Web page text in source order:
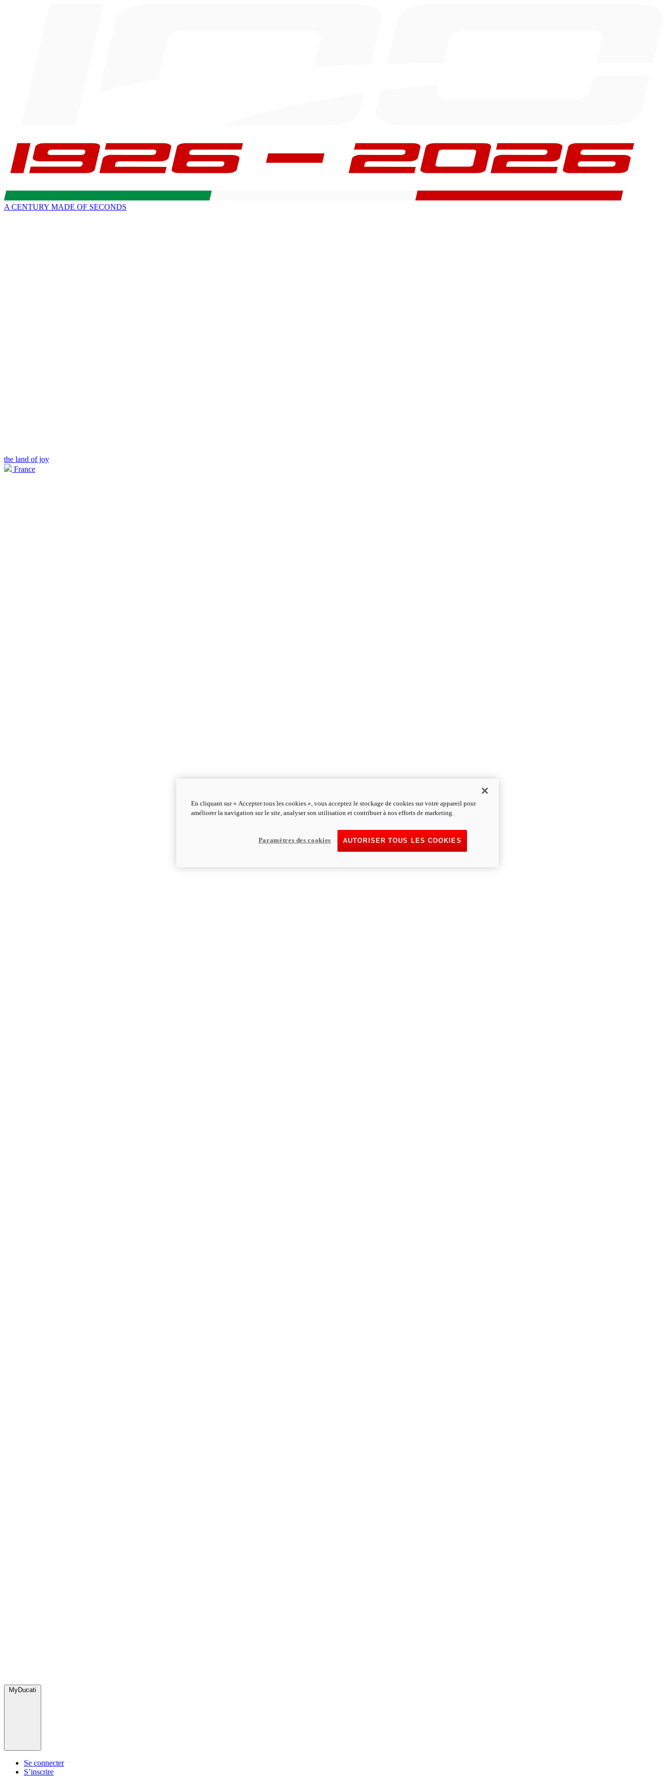
A CENTURY MADE OF SECONDS
the land of joy
France
MyDucati
Se connecter
S’inscrire
En cliquant sur « Accepter tous les cookies », vous acceptez le stockage de cookies sur votre appareil pour
améliorer la navigation sur le site, analyser son utilisation et contribuer à nos efforts de marketing.
AUTORISER TOUS LES COOKIES
Paramètres des cookies